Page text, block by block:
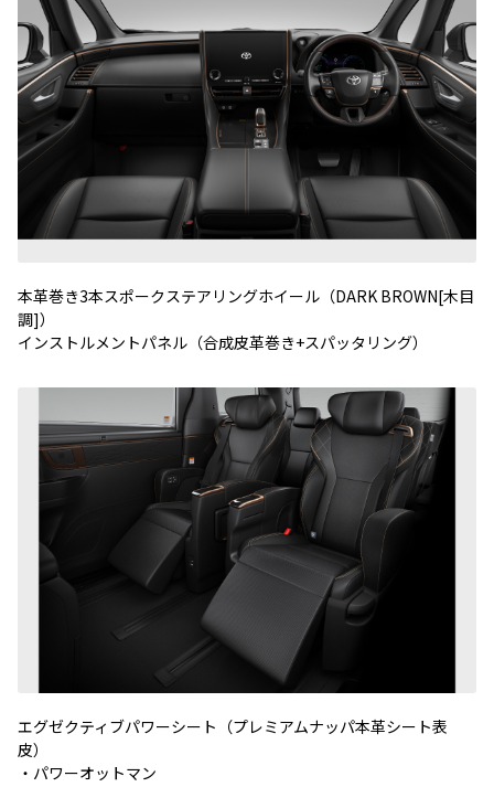
本革巻き3本スポークステアリングホイール（DARK BROWN[木目
調]）
インストルメントパネル（合成皮革巻き+スパッタリング）
エグゼクティブパワーシート（プレミアムナッパ本革シート表
皮）
・パワーオットマン